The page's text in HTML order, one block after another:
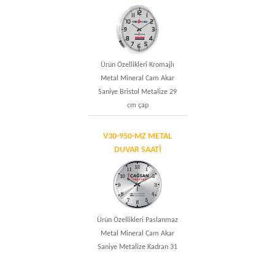
Ürün Özellikleri Kromajlı
Metal Mineral Cam Akar
Saniye Bristol Metalize 29
cm çap
V30-950-MZ METAL
DUVAR SAATİ
Ürün Özellikleri Paslanmaz
Metal Mineral Cam Akar
Saniye Metalize Kadran 31